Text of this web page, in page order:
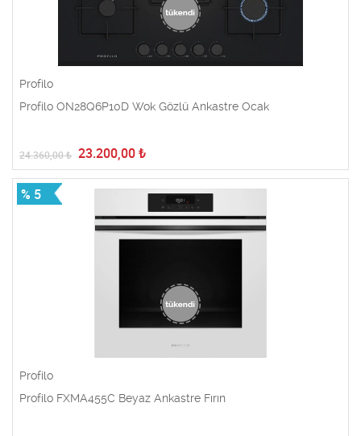
Profilo
Profilo ON28Q6P10D Wok Gözlü Ankastre Ocak
24.360,00₺ 23.200,00 ₺
% 5
Profilo
Profilo FXMA455C Beyaz Ankastre Fırın